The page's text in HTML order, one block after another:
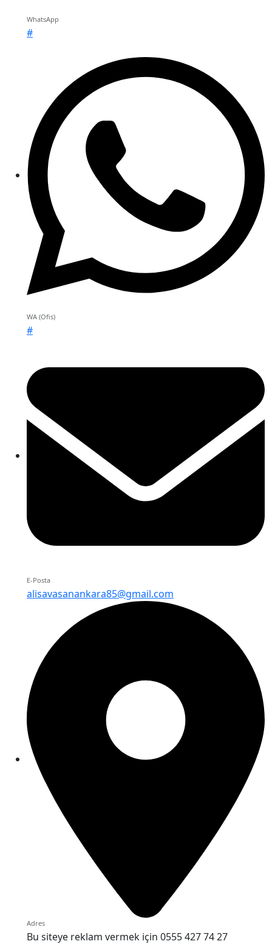
WhatsApp
#
WA (Ofis)
#
E-Posta
alisavasanankara85@gmail.com
Adres
Bu siteye reklam vermek için 0555 427 74 27